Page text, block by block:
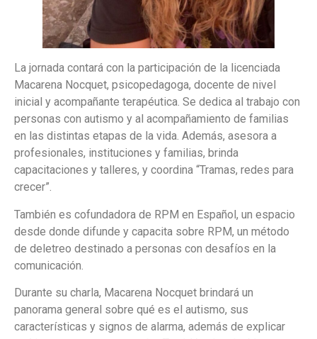
La jornada contará con la participación de la licenciada
Macarena Nocquet, psicopedagoga, docente de nivel
inicial y acompañante terapéutica. Se dedica al trabajo con
personas con autismo y al acompañamiento de familias
en las distintas etapas de la vida. Además, asesora a
profesionales, instituciones y familias, brinda
capacitaciones y talleres, y coordina “Tramas, redes para
crecer”.
También es cofundadora de RPM en Español, un espacio
desde donde difunde y capacita sobre RPM, un método
de deletreo destinado a personas con desafíos en la
comunicación.
Durante su charla, Macarena Nocquet brindará un
panorama general sobre qué es el autismo, sus
características y signos de alarma, además de explicar